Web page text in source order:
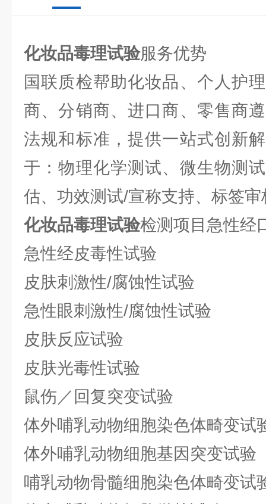
化妆品毒理试验服务优势
国联质检帮助化妆品、个人护
商、分销商、进口商、零售商
法规和标准，提供一站式创新
于：物理化学测试、微生物测
估、功效测试/宣称支持、标签
化妆品毒理试验检测项目急性经
急性经皮毒性试验
皮肤刺激性/腐蚀性试验
急性眼刺激性/腐蚀性试验
皮肤反应试验
皮肤光毒性试验
鼠伤／回复突变试验
体外哺乳动物细胞染色体畸变试
体外哺乳动物细胞基因突变试验
哺乳动物骨髓细胞染色体畸变试